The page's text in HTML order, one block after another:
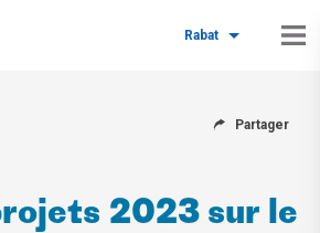
Rabat
Partager
2023 sur le